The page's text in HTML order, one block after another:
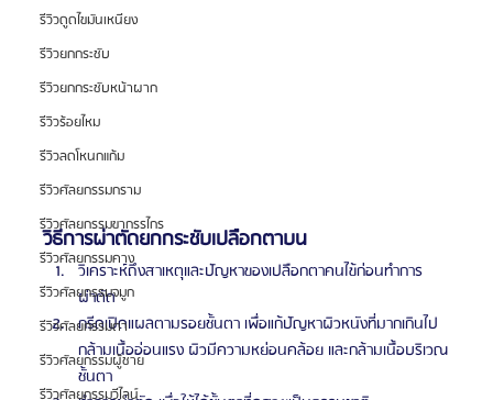
รีวิวดูดไขมันเหนียง
รีวิวยกกระชับ
รีวิวยกกระชับหน้าผาก
รีวิวร้อยไหม
รีวิวลดโหนกแก้ม
รีวิวศัลยกรรมกราม
รีวิวศัลยกรรมขากรรไกร
รีวิวศัลยกรรมคาง
รีวิวศัลยกรรมจมูก
รีวิวศัลยกรรมตา
รีวิวศัลยกรรมผู้ชาย
รีวิวศัลยกรรมวีไลน์
วิธีการผ่าตัดยกกระชับเปลือกตาบน
วิเคราะห์ถึงสาเหตุและปัญหาของเปลือกตาคนไข้ก่อนทำการ
ผ่าตัด
กรีดเปิดแผลตามรอยชั้นตา เพื่อแก้ปัญหาผิวหนังที่มากเกินไป
กล้ามเนื้ออ่อนแรง ผิวมีความหย่อนคล้อย และกล้ามเนื้อบริเวณ
ชั้นตา